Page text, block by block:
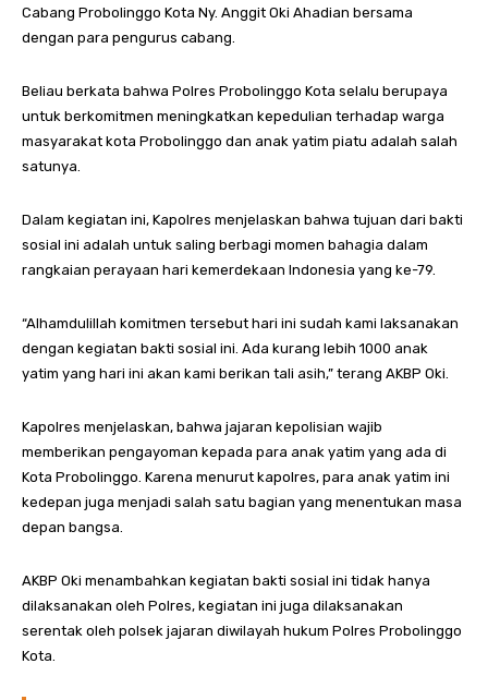
Cabang Probolinggo Kota Ny. Anggit Oki Ahadian bersama
dengan para pengurus cabang.
Beliau berkata bahwa Polres Probolinggo Kota selalu berupaya
untuk berkomitmen meningkatkan kepedulian terhadap warga
masyarakat kota Probolinggo dan anak yatim piatu adalah salah
satunya.
Dalam kegiatan ini, Kapolres menjelaskan bahwa tujuan dari bakti
sosial ini adalah untuk saling berbagi momen bahagia dalam
rangkaian perayaan hari kemerdekaan Indonesia yang ke-79.
“Alhamdulillah komitmen tersebut hari ini sudah kami laksanakan
dengan kegiatan bakti sosial ini. Ada kurang lebih 1000 anak
yatim yang hari ini akan kami berikan tali asih,” terang AKBP Oki.
Kapolres menjelaskan, bahwa jajaran kepolisian wajib
memberikan pengayoman kepada para anak yatim yang ada di
Kota Probolinggo. Karena menurut kapolres, para anak yatim ini
kedepan juga menjadi salah satu bagian yang menentukan masa
depan bangsa.
AKBP Oki menambahkan kegiatan bakti sosial ini tidak hanya
dilaksanakan oleh Polres, kegiatan ini juga dilaksanakan
serentak oleh polsek jajaran diwilayah hukum Polres Probolinggo
Kota.